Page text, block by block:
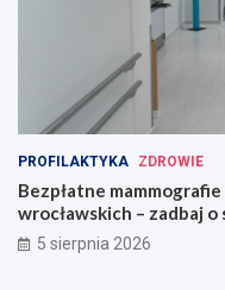
PROFILAKTYKA ZDROWIE
Bezpłatne
wrocławskich – zadbaj
5 sierpnia 2026